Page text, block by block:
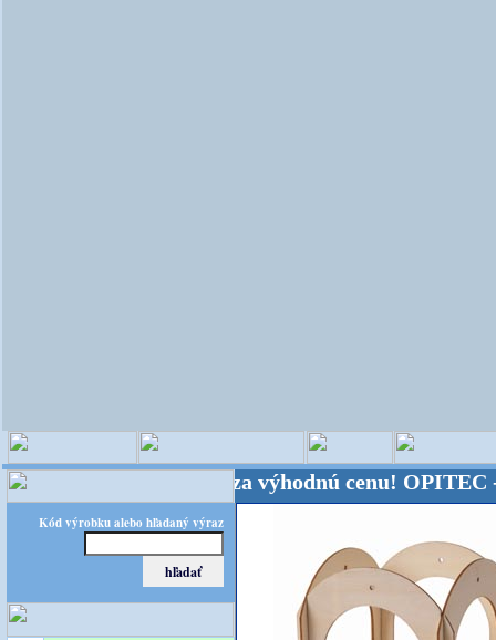
Kód výrobku alebo hľadaný výraz
sveta - Kvalita za výhodnú cenu! OPITEC -